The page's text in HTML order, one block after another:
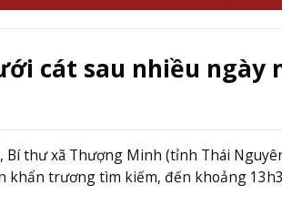
cát sau nhiều ngày
Bí thư xã Thượng Minh (tỉnh Thái
khẩn trương tìm kiếm, đến khoảng